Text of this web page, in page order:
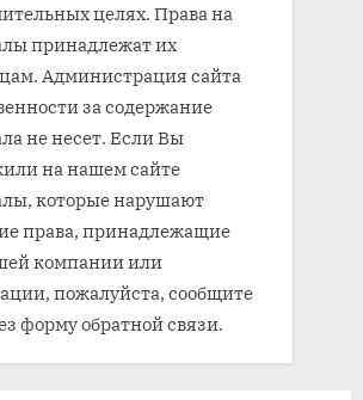
целях. Права на
принадлежат их
Администрация сайта
за содержание
не несет. Если Вы
на нашем сайте
которые нарушают
права, принадлежащие
компании или
пожалуйста, сообщите
форму обратной связи.